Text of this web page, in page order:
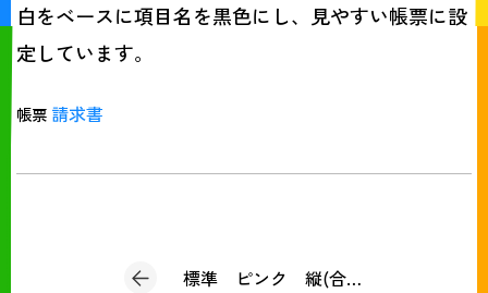
白をベースに項目名を黒色にし、見やすい帳票に設
定しています。
帳票 請求書
標準 ピンク 縦(合計請求書)